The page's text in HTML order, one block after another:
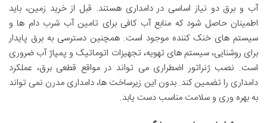
آب و برق دو نیاز اساسی در دامداری هستند. قبل از خرید زمین، باید
اطمینان حاصل شود که منابع آب کافی برای تامین آب شرب دام ها و
سیستم های خنک کننده موجود است. همچنین دسترسی به برق پایدار
برای روشنایی، سیستم های تهویه، تجهیزات اتوماتیک و پمپاژ آب ضروری
است. نصب ژنراتور اضطراری می تواند در مواقع قطعی برق، عملکرد
دامداری را تضمین کند. بدون این زیرساخت ها، دامداری مدرن نمی تواند
به بهره وری و سلامت مناسب دست یابد.